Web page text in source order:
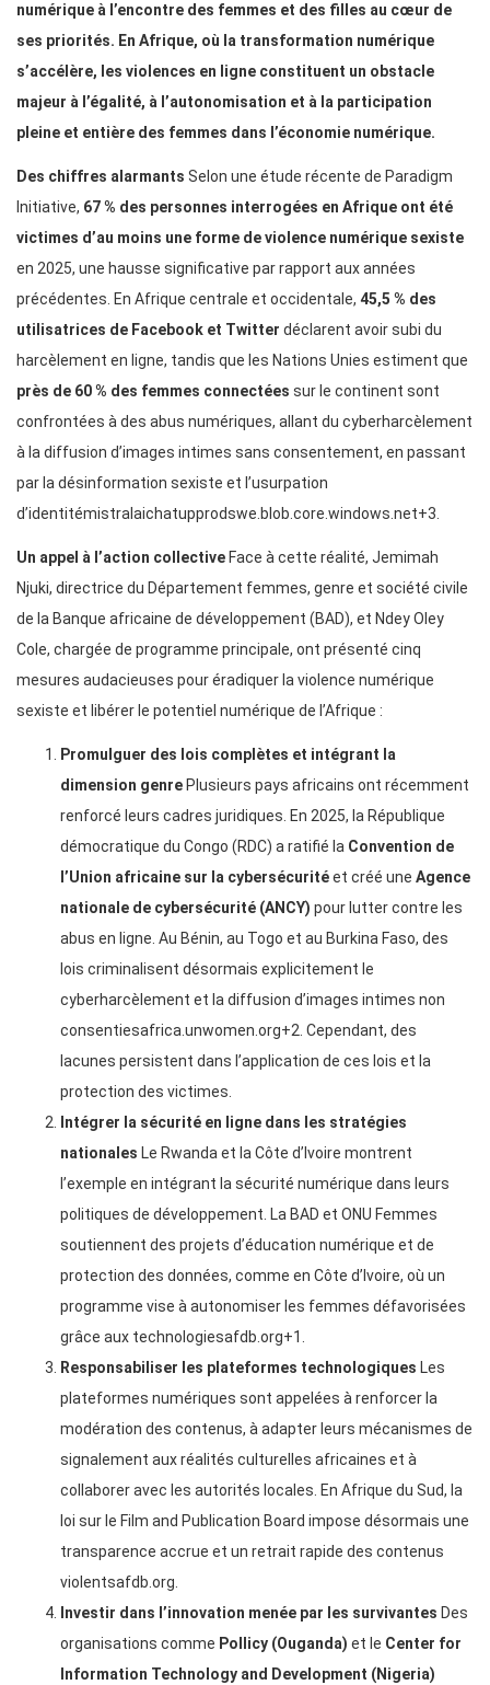
numérique à l’encontre des femmes et des filles au cœur de
ses priorités. En Afrique, où la transformation numérique
s’accélère, les violences en ligne constituent un obstacle
majeur à l’égalité, à l’autonomisation et à la participation
pleine et entière des femmes dans l’économie numérique.
Des chiffres alarmants Selon une étude récente de Paradigm
Initiative, 67 % des personnes interrogées en Afrique ont été
victimes d’au moins une forme de violence numérique sexiste
en 2025, une hausse significative par rapport aux années
précédentes. En Afrique centrale et occidentale, 45,5 % des
utilisatrices de Facebook et Twitter déclarent avoir subi du
harcèlement en ligne, tandis que les Nations Unies estiment que
près de 60 % des femmes connectées sur le continent sont
confrontées à des abus numériques, allant du cyberharcèlement
à la diffusion d’images intimes sans consentement, en passant
par la désinformation sexiste et l’usurpation
d’identitémistralaichatupprodswe.blob.core.windows.net+3.
Un appel à l’action collective Face à cette réalité, Jemimah
Njuki, directrice du Département femmes, genre et société civile
de la Banque africaine de développement (BAD), et Ndey Oley
Cole, chargée de programme principale, ont présenté cinq
mesures audacieuses pour éradiquer la violence numérique
sexiste et libérer le potentiel numérique de l’Afrique :
Promulguer des lois complètes et intégrant la
dimension genre Plusieurs pays africains ont récemment
renforcé leurs cadres juridiques. En 2025, la République
démocratique du Congo (RDC) a ratifié la Convention de
l’Union africaine sur la cybersécuritéet créé une Agence
nationale de cybersécurité (ANCY) pour lutter contre les
abus en ligne. Au Bénin, au Togo et au Burkina Faso, des
lois criminalisent désormais explicitement le
cyberharcèlement et la diffusion d’images intimes non
consentiesafrica.unwomen.org+2. Cependant, des
lacunes persistent dans l’application de ces lois et la
protection des victimes.
Intégrer la sécurité en ligne dans les stratégies
nationales Le Rwanda et la Côte d’Ivoire montrent
l’exemple en intégrant la sécurité numérique dans leurs
politiques de développement. La BAD et ONU Femmes
soutiennent des projets d’éducation numérique et de
protection des données, comme en Côte d’Ivoire, où un
programme vise à autonomiser les femmes défavorisées
grâce aux technologiesafdb.org+1.
Responsabiliser les plateformes technologiques Les
plateformes numériques sont appelées à renforcer la
modération des contenus, à adapter leurs mécanismes de
signalement aux réalités culturelles africaines et à
collaborer avec les autorités locales. En Afrique du Sud, la
loi sur le Film and Publication Board impose désormais une
transparence accrue et un retrait rapide des contenus
violentsafdb.org.
Investir dans l’innovation menée par les survivantes Des
organisations comme Pollicy (Ouganda) et le Center for
Information Technology and Development (Nigeria)